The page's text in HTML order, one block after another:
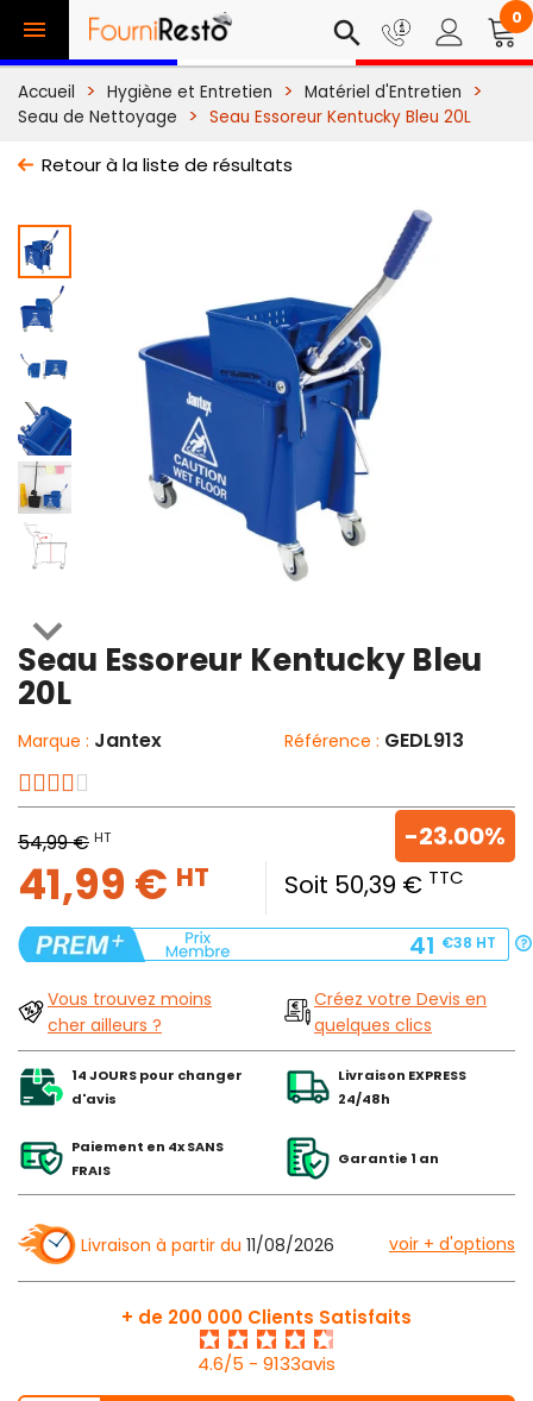
 search 0
Accueil Hygiène et Entretien
Matériel d'Entretien
Seau de Nettoyage
Seau Essoreur Kentucky Bleu 20L
Retour à la liste de résultats

Seau Essoreur Kentucky Bleu
20L
Marque : Jantex Référence : GEDL913
54,99 € HT
41,99 € HT Soit 50,39 € TTC
-23.00%
41 €38 HT
Vous trouvez moins
cher ailleurs ?
Créez votre Devis en
quelques clics
14 JOURS pour changer
d'avis
Livraison EXPRESS
24/48h
Paiement en 4x SANS
FRAIS
Garantie 1 an
Livraison à partir du 11/08/2026 voir + d'options
+ de 200 000 Clients Satisfaits
4.6/5 - 9133avis